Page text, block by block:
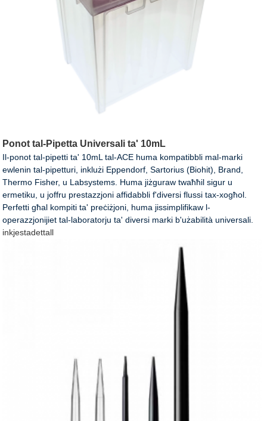
Ponot tal-Pipetta Universali ta' 10mL
Il-ponot tal-pipetti ta' 10mL tal-ACE huma kompatibbli mal-marki
ewlenin tal-pipetturi, inklużi Eppendorf, Sartorius (Biohit), Brand,
Thermo Fisher, u Labsystems. Huma jiżguraw twaħħil sigur u
ermetiku, u joffru prestazzjoni affidabbli f'diversi flussi tax-xogħol.
Perfetti għal kompiti ta' preċiżjoni, huma jissimplifikaw l-
operazzjonijiet tal-laboratorju ta' diversi marki b'użabilità universali.
inkjestadettall